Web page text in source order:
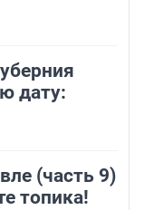
дату:
(часть 9)
топика!